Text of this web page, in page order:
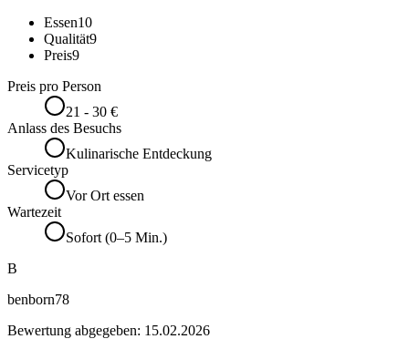
Essen10
Qualität9
Preis9
Preis pro Person
21 - 30 €
Anlass des Besuchs
Kulinarische Entdeckung
Servicetyp
Vor Ort essen
Wartezeit
Sofort (0–5 Min.)
B
benborn78
Bewertung abgegeben: 15.02.2026